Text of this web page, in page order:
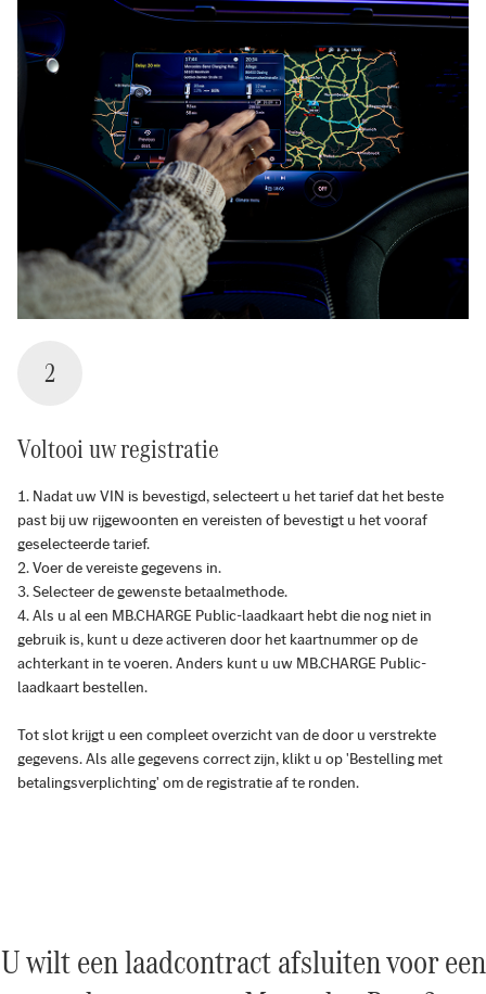
2
Voltooi uw registratie
Nadat uw VIN is bevestigd, selecteert u het tarief dat het beste
past bij uw rijgewoonten en vereisten of bevestigt u het vooraf
geselecteerde tarief.
Voer de vereiste gegevens in.
Selecteer de gewenste betaalmethode.
Als u al een MB.CHARGE Public-laadkaart hebt die nog niet in
gebruik is, kunt u deze activeren door het kaartnummer op de
achterkant in te voeren. Anders kunt u uw MB.CHARGE Public-
laadkaart bestellen.
Tot slot krijgt u een compleet overzicht van de door u verstrekte
gegevens. Als alle gegevens correct zijn, klikt u op 'Bestelling met
betalingsverplichting' om de registratie af te ronden.
U wilt een laadcontract afsluiten voor een